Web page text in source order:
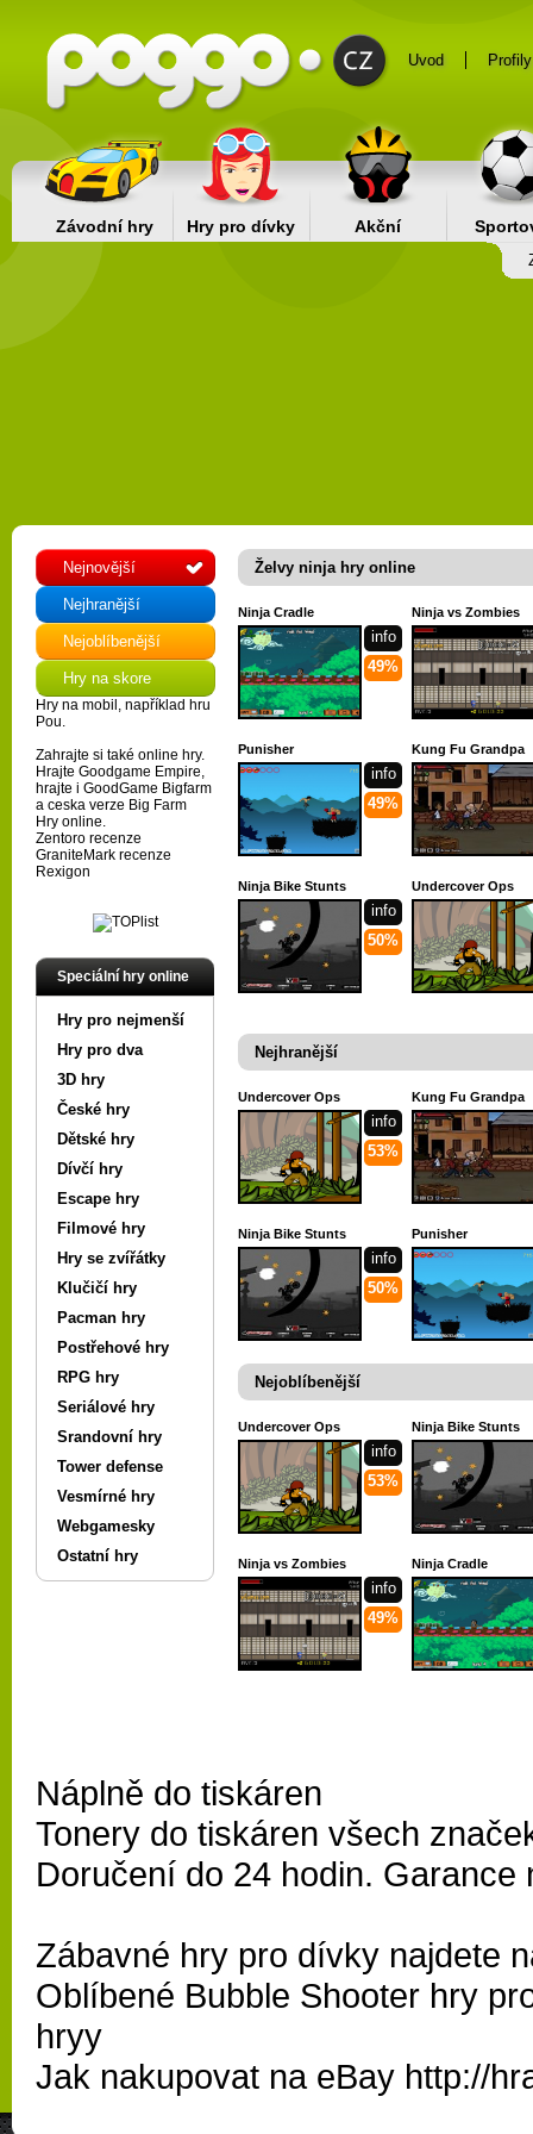
Uvod Profily
Závodní hry Hry pro dívky Akční
Nejnovější
Nejhranější
Nejoblíbenější
Hry na skore
Hry na mobil , například hru
Pou.
Zahrajte si také online hry.
Hrajte Goodgame Empire,
hrajte i GoodGame Bigfarm
a ceska verze Big Farm
Hry online.
Zentoro recenze
GraniteMark recenze
Rexigon
Speciální hry online
Hry pro nejmenší
Hry pro dva
3D hry
České hry
Dětské hry
Dívčí hry
Escape hry
Filmové hry
Hry se zvířátky
Klučičí hry
Pacman hry
Postřehové hry
RPG hry
Seriálové hry
Srandovní hry
Tower defense
Vesmírné hry
Webgamesky
Ostatní hry
Želvy ninja hry online
Ninja Cradle
info
49%
Ninja vs Zombies
Punisher
info
49%
Kung Fu Grandpa
Ninja Bike Stunts
info
50%
Undercover Ops
Nejhranější
Undercover Ops
info
53%
Kung Fu Grandpa
Ninja Bike Stunts
info
50%
Punisher
Nejoblíbenější
Undercover Ops
info
53%
Ninja Bike Stunts
Ninja vs Zombies
info
49%
Ninja Cradle
Náplně do tiskáren
Tonery do tiskáren všech
Doručení do 24 hodin. Garance
Zábavné hry pro dívky najdete
Oblíbené Bubble Shooter hry
hryy
Jak nakupovat na eBay http://